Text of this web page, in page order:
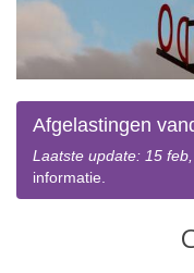
Afgelastingen
Laatste update: 15
informatie.